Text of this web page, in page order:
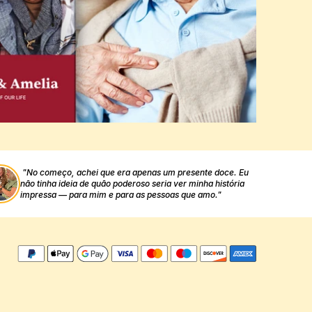
"No começo, achei que era apenas um presente doce. Eu
não tinha ideia de quão poderoso seria ver minha história
impressa — para mim e para as pessoas que amo."